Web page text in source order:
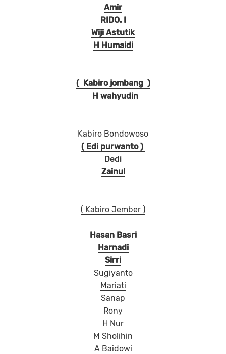
Amir
RIDO. I
Wiji Astutik
H Humaidi
( Kabiro jombang )
H wahyudin
Kabiro Bondowoso
( Edi purwanto )
Dedi
Zainul
( Kabiro Jember )
Hasan Basri
Harnadi
Sirri
Sugiyanto
Mariati
Sanap
Rony
H Nur
M Sholihin
A Baidowi